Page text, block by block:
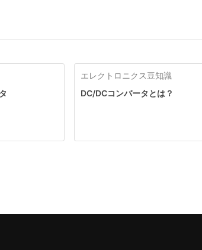
エレクトロニクス豆知識
DC/DCコンバータとは？